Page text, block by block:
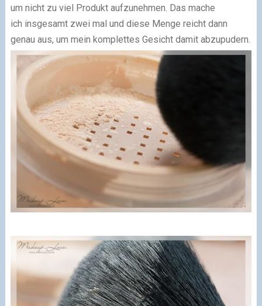
um nicht zu viel Produkt aufzunehmen. Das mache
ich insgesamt zwei mal und diese Menge reicht dann
genau aus, um mein komplettes Gesicht damit abzupudern.